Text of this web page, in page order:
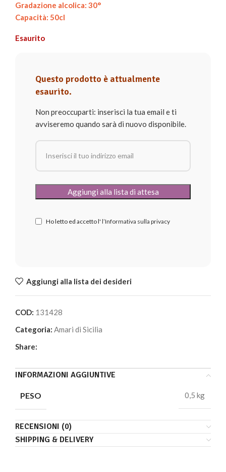
Gradazione alcolica: 30°
Capacità: 50cl
Esaurito
Questo prodotto è attualmente
esaurito.
Non preoccuparti: inserisci la tua email e ti
avviseremo quando sarà di nuovo disponibile.
Ho letto ed accetto l' l’Informativa sulla privacy
Aggiungi alla lista dei desideri
COD: 131428
Categoria: Amari di Sicilia
Share:
INFORMAZIONI AGGIUNTIVE
PESO 0,5 kg
RECENSIONI (0)
SHIPPING & DELIVERY